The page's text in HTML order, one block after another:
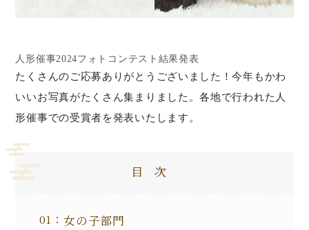
人形催事2024フォトコンテスト結果発表
たくさんのご応募ありがとうございました！今年もかわ
いいお写真がたくさん集まりました。各地で行われた人
形催事での受賞者を発表いたします。
目次
女の子部門